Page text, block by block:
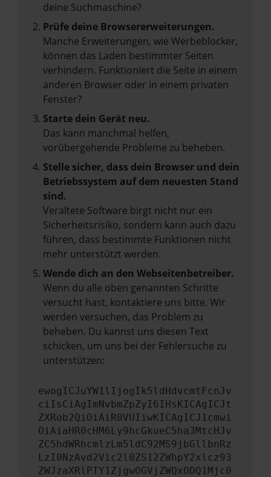
deine Suchmaschine?
Prüfe deine Browsererweiterungen.
Manche Erweiterungen, wie Werbeblocker,
können das Laden bestimmter Seiten
verhindern. Funktioniert die Seite in einem
anderen Browser oder in einem privaten
Fenster?
Starte dein Gerät neu.
Das kann manchmal helfen,
vorübergehende Probleme zu beheben.
Stelle sicher, dass dein Browser und dein
Betriebssystem auf dem neuesten Stand
sind.
Veraltete Software birgt nicht nur ein
Sicherheitsrisiko, sondern kann auch dazu
führen, dass bestimmte Funktionen nicht
mehr unterstützt werden.
Wende dich an den Webseitenbetreiber.
Wenn du alle oben genannten Schritte
versucht hast, kontaktiere uns bitte. Wir
werden versuchen, das Problem zu
beheben. Du kannst uns diesen Text
schicken, um uns bei der Fehlersuche zu
unterstützen:
ewogICJuYW1lIjogIk5ldHdvcmtFcnJv
ciIsCiAgImNvbmZpZyI6IHsKICAgICJt
ZXRob2QiOiAiR0VUIiwKICAgICJ1cmwi
OiAiaHR0cHM6Ly9hcGkueC5ha3MtcHJv
ZC5hdWRhcmlzLm5ldC92MS9jbGllbnRz
LzI0NzAvd2Vic2l0ZS12ZWhpY2xlcz93
ZWJzaXRlPTY1ZjgwOGVjZWQxODQ1Mjc0